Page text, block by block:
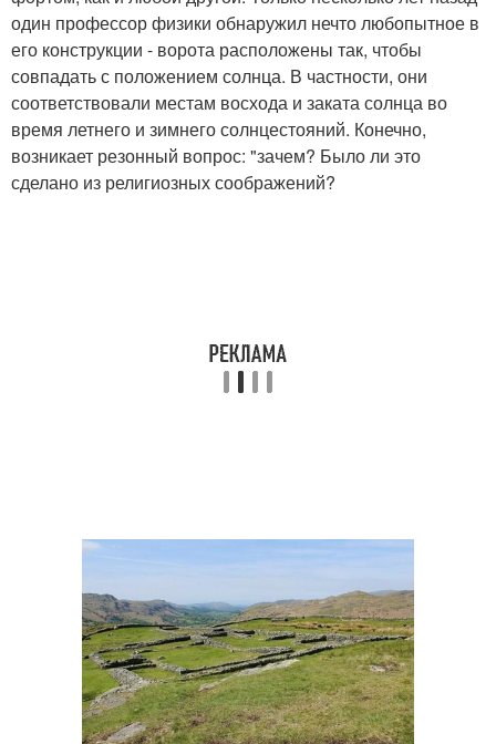
один профессор физики обнаружил нечто любопытное в
его конструкции - ворота расположены так, чтобы
совпадать с положением солнца. В частности, они
соответствовали местам восхода и заката солнца во
время летнего и зимнего солнцестояний. Конечно,
возникает резонный вопрос: "зачем? Было ли это
сделано из религиозных соображений?